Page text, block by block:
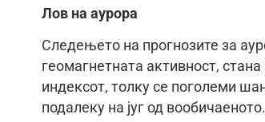
Лов на аурора
Следењето на прогнозите за
геомагнетната активност,
индексот, толку се поголеми
подалеку на југ од вообичаеното.